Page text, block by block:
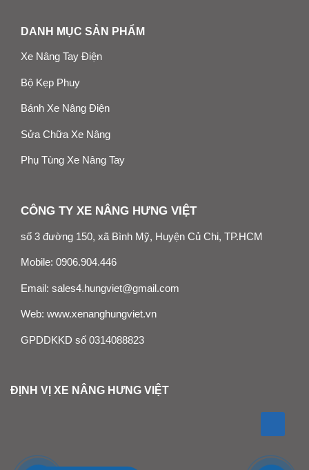
DANH MỤC SẢN PHẨM
Xe Nâng Tay Điện
Bộ Kẹp Phuy
Bánh Xe Nâng Điện
Sửa Chữa Xe Nâng
Phụ Tùng Xe Nâng Tay
CÔNG TY XE NÂNG HƯNG VIỆT
số 3 đường 150, xã Bình Mỹ, Huyện Củ Chi, TP.HCM
Mobile: 0906.904.446
Email: sales4.hungviet@gmail.com
Web: www.xenanghungviet.vn
GPDDKKD số 0314088823
ĐỊNH VỊ XE NÂNG HƯNG VIỆT